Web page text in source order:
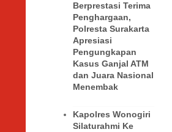
Berprestasi Terima
Penghargaan,
Polresta Surakarta
Apresiasi
Pengungkapan
Kasus Ganjal ATM
dan Juara Nasional
Menembak
Kapolres Wonogiri
Silaturahmi Ke